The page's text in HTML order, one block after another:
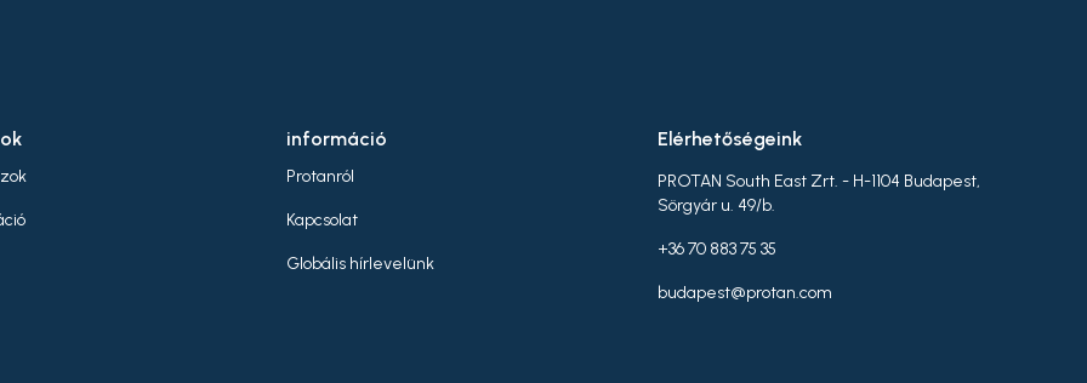
információ
Protanról
Kapcsolat
Globális hírlevelünk
Elérhetőségeink
PROTAN South East Zrt. - H-1104 Budapest,
Sörgyár u. 49/b.
+36 70 883 75 35
budapest@protan.com